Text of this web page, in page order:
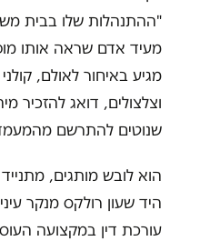
"ההתנהלות שלו בבית
מעיד אדם שראה אותו
מגיע באיחור לאולם,
וצלצולים, דואג להזכיר
שנוטים להתרשם
הוא לובש מותגים,
היד שעון רולקס מנקר
עורכת דין במקצועה